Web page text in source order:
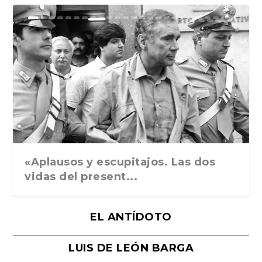
Ground Rules. Alejan...
«Rafael: Poesía subl...
Bienvenidos al circo...
Georges de La Tour. ...
Robert Capa: la hist...
«Aplausos y escupitajos. Las dos
vidas del present...
EL ANTÍDOTO
LUIS DE LEÓN BARGA